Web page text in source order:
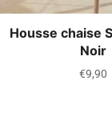
Housse chaise
Noir
Prix
€9,90